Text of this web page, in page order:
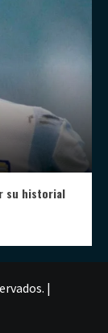
su historial
|